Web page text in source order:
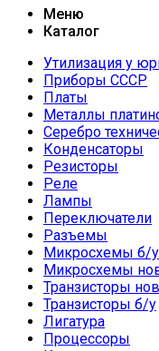
Меню
Каталог
Утилизация у
Приборы СССР
Платы
Металлы
Серебро
Конденсаторы
Резисторы
Реле
Лампы
Переключатели
Разъемы
Микросхемы б/у
Микросхемы
Транзисторы
Транзисторы б/у
Лигатура
Процессоры